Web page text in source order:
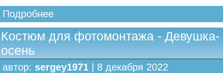
Подробнее
Костюм для фотомонтажа - Девушка-
осень
автор: sergey1971 | 8 декабря 2022